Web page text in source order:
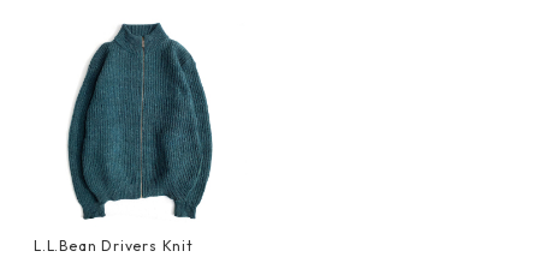
L.L.Bean Drivers Knit